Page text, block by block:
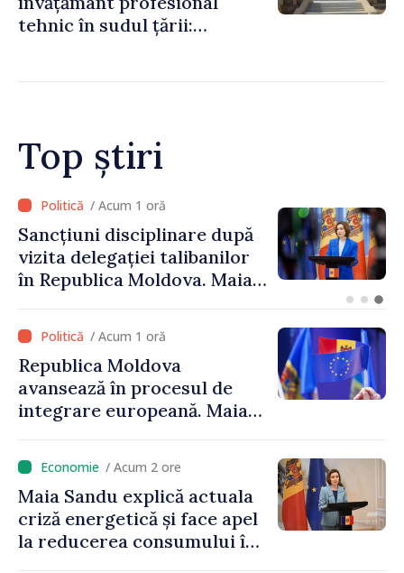
tehnic în sudul țării:
Top știri
/ Acum 12 minute
Adunarea Populară a
Găgăuziei trebuie să aibă un
mandat deplin. Președinta
libere și corecte””
/ Acum 1 oră
Republica Moldova
avansează în procesul de
integrare europeană. Maia
niciun stat”
/ Acum 2 ore
Maia Sandu explică actuala
criză energetică și face apel
la reducerea consumului în